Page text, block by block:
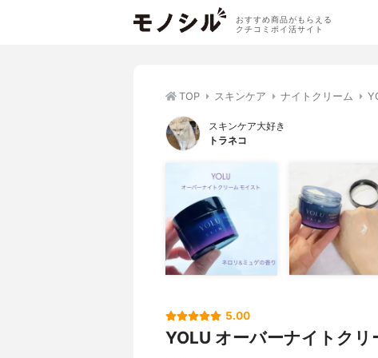
おすすめ商品がもらえる
クチコミポイ活サイト
TOP スキンケア ナイトクリーム
スキンケア大好き
トラネコ
5.00
YOLU オーバーナイトクリ